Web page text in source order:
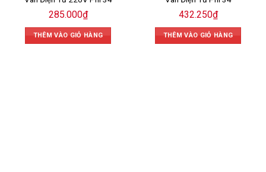
285.000₫
THÊM VÀO GIỎ HÀNG
432.250₫
THÊM VÀO GIỎ HÀNG